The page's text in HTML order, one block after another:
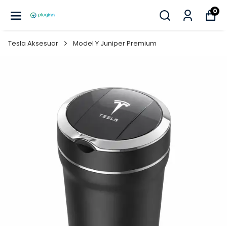
0
Tesla Aksesuar Model Y Juniper Premium